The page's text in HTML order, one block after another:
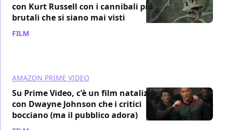
con Kurt Russell con i cannibali più
brutali che si siano mai visti
FILM
AMAZON PRIME VIDEO
Su Prime Video, c'è un film natalizio
con Dwayne Johnson che i critici
bocciano (ma il pubblico adora)